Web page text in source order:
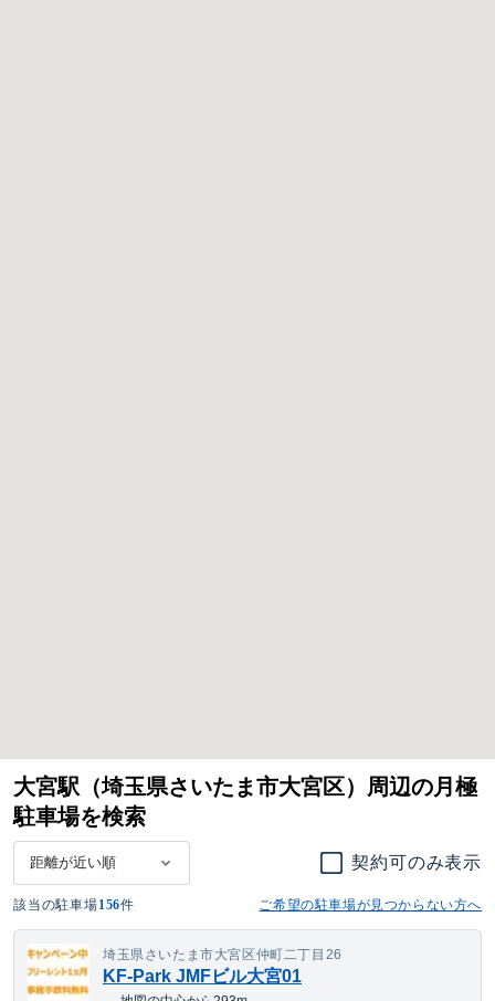
大宮駅（埼玉県さいたま市大宮区）周辺の月極
駐車場を検索
契約可のみ表示
該当の駐車場156件 ご希望の駐車場が見つからない方へ
埼玉県さいたま市大宮区仲町二丁目26
KF-Park JMFビル大宮01